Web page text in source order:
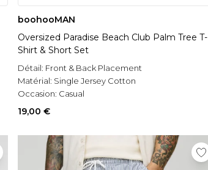
boohooMAN
Oversized Paradise Beach Club Palm Tree T-
Shirt & Short Set
Détail: Front & Back Placement
Matérial: Single Jersey Cotton
Occasion: Casual
19,00 €